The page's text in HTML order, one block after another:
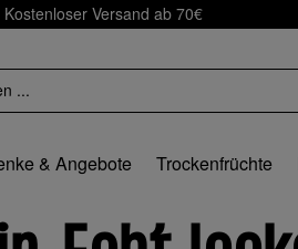
Kostenloser Versand ab 70€
& Angebote Trockenfrüchte